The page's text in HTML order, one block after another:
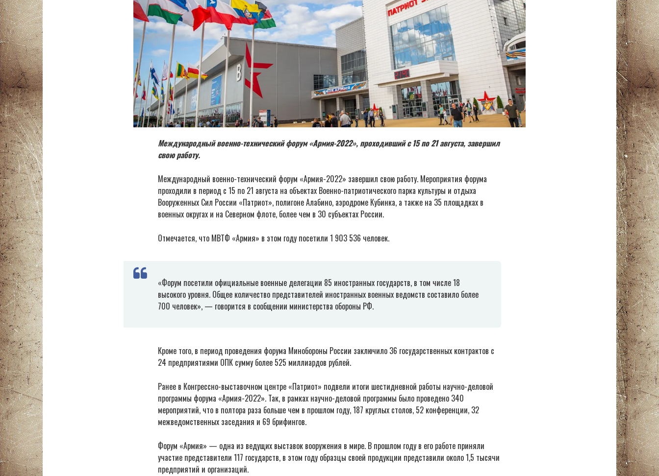
Международный военно-технический форум «Армия-2022», проходивший с 15 по 21 августа, завершил
свою работу.
Международный военно-технический форум «Армия-2022» завершил свою работу. Мероприятия форума
проходили в период с 15 по 21 августа на объектах Военно-патриотического парка культуры и отдыха
Вооруженных Сил России «Патриот», полигоне Алабино, аэродроме Кубинка, а также на 35 площадках в
военных округах и на Северном флоте, более чем в 30 субъектах России.
Отмечается, что МВТФ «Армия» в этом году посетили 1 903 536 человек.
«Форум посетили официальные военные делегации 85 иностранных государств, в том числе 18
высокого уровня. Общее количество представителей иностранных военных ведомств составило более
700 человек», — говорится в сообщении министерства обороны РФ.
Кроме того, в период проведения форума Минобороны России заключило 36 государственных контрактов с
24 предприятиями ОПК сумму более 525 миллиардов рублей.
Ранее в Конгрессно-выставочном центре «Патриот» подвели итоги шестидневной работы научно-деловой
программы форума «Армия-2022». Так, в рамках научно-деловой программы было проведено 340
мероприятий, что в полтора раза больше чем в прошлом году, 187 круглых столов, 52 конференции, 32
межведомственных заседания и 69 брифингов.
Форум «Армия» — одна из ведущих выставок вооружения в мире. В прошлом году в его работе приняли
участие представители 117 государств, в этом году образцы своей продукции представили около 1,5 тысячи
предприятий и организаций.